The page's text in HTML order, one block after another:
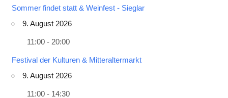
Sommer findet statt & Weinfest - Sieglar
9. August 2026
11:00 - 20:00
Festival der Kulturen & Mitteraltermarkt
9. August 2026
11:00 - 14:30